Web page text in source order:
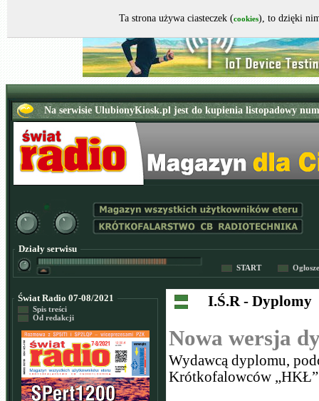
Działy serwisu
START
Świat Radio 07-08/2021
Spis treści
Od redakcji
I.Ś.R - Dyplomy
Nowa wersja
Wydawcą dyplomu,
Krótkofalowców
Ta strona używa ciasteczek (cookies), to dzięki